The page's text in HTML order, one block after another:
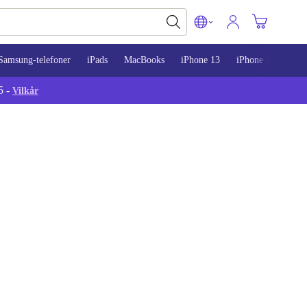
telefoner iPads MacBooks iPhone 13 iPhone 14
- Vilkår